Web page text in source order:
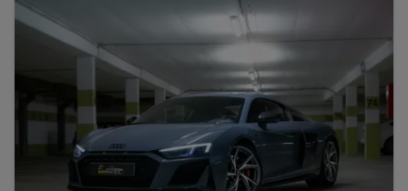
McLaren Ford
Tesla Chevrolet Dodge
Zeitraum wählen